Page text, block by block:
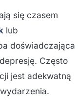
się czasem
lub
doświadczająca
Często
jest adekwatną